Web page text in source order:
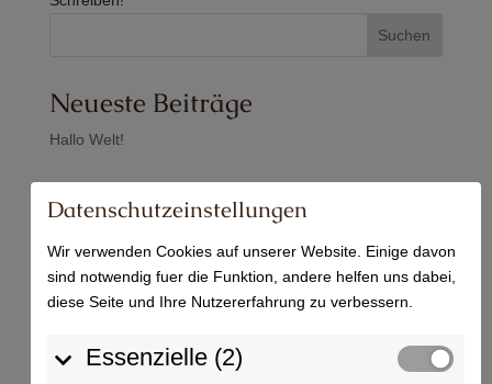
Datenschutzeinstellungen
Wir verwenden Cookies auf unserer Website. Einige davon
sind notwendig fuer die Funktion, andere helfen uns dabei,
diese Seite und Ihre Nutzererfahrung zu verbessern.
Essenzielle (2)
Suchen
Neueste Beiträge
Hallo Welt!
Neueste Kommentare